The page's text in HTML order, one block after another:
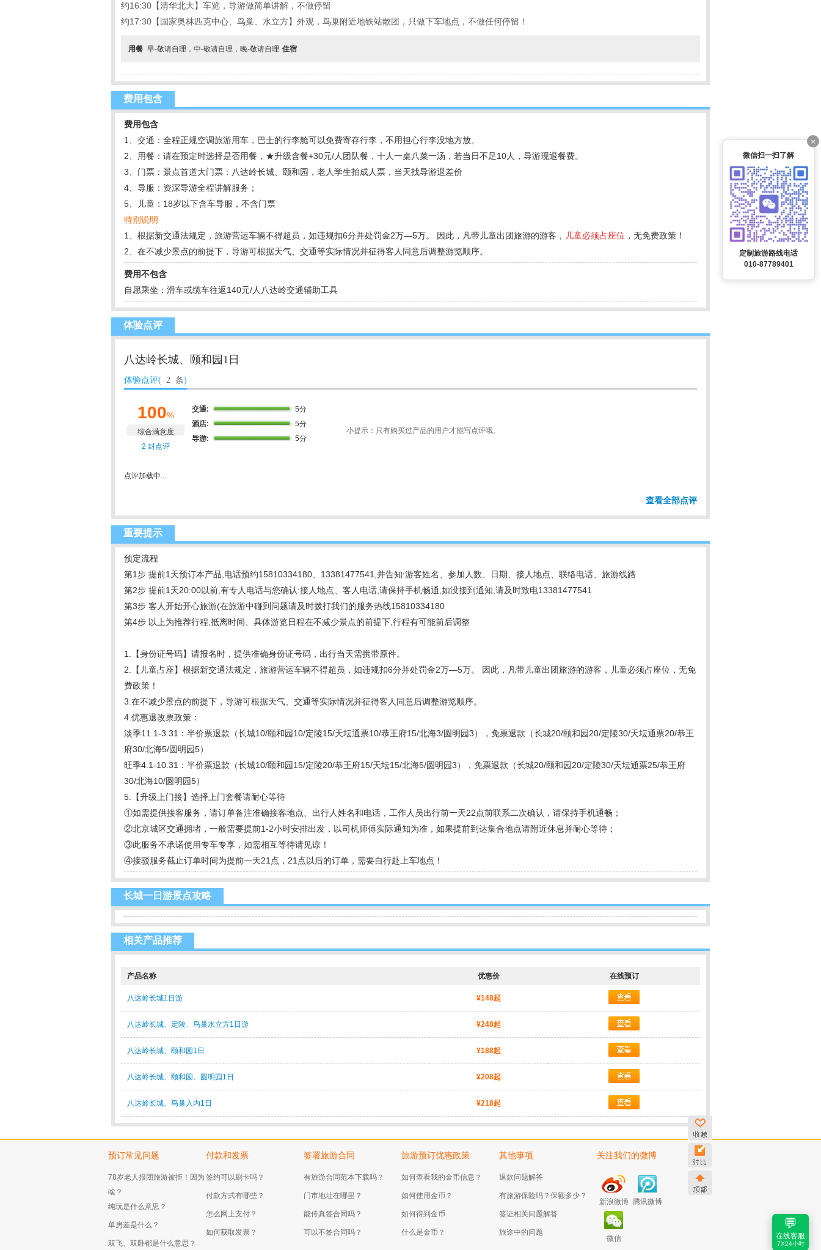
约16:30【清华北大】车览，导游做简单讲解，不做停留
约17:30【国家奥林匹克中心、鸟巢、水立方】外观，鸟巢附近地铁站散团，只做下车地点，不做任何停留！
用餐 早-敬请自理，中-敬请自理，晚-敬请自理 住宿
费用包含
费用包含
1、交通：全程正规空调旅游用车，巴士的行李舱可以免费寄存行李，不用担心行李没地方放。
2、用餐：请在预定时选择是否用餐，★升级含餐+30元/人团队餐，十人一桌八菜一汤，若当日不足10人，导游现退餐费。
3、门票：景点首道大门票：八达岭长城、颐和园，老人学生拍成人票，当天找导游退差价
4、导服：资深导游全程讲解服务；
5、儿童：18岁以下含车导服，不含门票
特别说明
1、根据新交通法规定，旅游营运车辆不得超员，如违规扣6分并处罚金2万―5万。 因此，凡带儿童出团旅游的游客， 儿童必须占座位 ，无免费政策！
2、在不减少景点的前提下，导游可根据天气、交通等实际情况并征得客人同意后调整游览顺序。
费用不包含
自愿乘坐：滑车或缆车往返140元/人八达岭交通辅助工具
体验点评
八达岭长城、颐和园1日
体验点评( 2 条)
100%
综合满意度
2 封点评
交通:
5分
酒店:
5分
导游:
5分
小提示：只有购买过产品的用户才能写点评哦。
点评加载中...
查看全部点评
重要提示
预定流程
第1步 提前1天预订本产品,电话预约15810334180、13381477541,并告知:游客姓名、参加人数、日期、接人地点、联络电话、旅游线路
第2步 提前1天20:00以前,有专人电话与您确认:接人地点、客人电话,请保持手机畅通,如没接到通知,请及时致电13381477541
第3步 客人开始开心旅游(在旅游中碰到问题请及时拨打我们的服务热线15810334180
第4步 以上为推荐行程,抵离时间、具体游览日程在不减少景点的前提下,行程有可能前后调整
1.【身份证号码】请报名时，提供准确身份证号码，出行当天需携带原件。
2.【儿童占座】根据新交通法规定，旅游营运车辆不得超员，如违规扣6分并处罚金2万―5万。 因此，凡带儿童出团旅游的游客，儿童必须占座位，无免
费政策！
3.在不减少景点的前提下，导游可根据天气、交通等实际情况并征得客人同意后调整游览顺序。
4.优惠退改票政策：
淡季11.1-3.31：半价票退款（长城10/颐和园10/定陵15/天坛通票10/恭王府15/北海3/圆明园3），免票退款（长城20/颐和园20/定陵30/天坛通票20/恭王
府30/北海5/圆明园5）
旺季4.1-10.31：半价票退款（长城10/颐和园15/定陵20/恭王府15/天坛15/北海5/圆明园3），免票退款（长城20/颐和园20/定陵30/天坛通票25/恭王府
30/北海10/圆明园5）
5.【升级上门接】选择上门套餐请耐心等待
①如需提供接客服务，请订单备注准确接客地点、出行人姓名和电话，工作人员出行前一天22点前联系二次确认，请保持手机通畅；
②北京城区交通拥堵，一般需要提前1-2小时安排出发，以司机师傅实际通知为准，如果提前到达集合地点请附近休息并耐心等待；
③此服务不承诺使用专车专享，如需相互等待请见谅！
④接驳服务截止订单时间为提前一天21点，21点以后的订单，需要自行赴上车地点！
长城一日游景点攻略
相关产品推荐
产品名称 优惠价 在线预订
八达岭长城1日游 ¥148起
八达岭长城、定陵、鸟巢水立方1日游 ¥248起
八达岭长城、颐和园1日 ¥188起
八达岭长城、颐和园、圆明园1日 ¥208起
八达岭长城、鸟巢入内1日 ¥218起
预订常见问题
78岁老人报团旅游被拒！因为
啥？
纯玩是什么意思？
单房差是什么？
双飞、双卧都是什么意思？
付款和发票
签约可以刷卡吗？
付款方式有哪些？
怎么网上支付？
如何获取发票？
签署旅游合同
有旅游合同范本下载吗？
门市地址在哪里？
能传真签合同吗？
可以不签合同吗？
旅游预订优惠政策
如何查看我的金币信息？
如何使用金币？
如何得到金币
什么是金币？
其他事项
退款问题解答
有旅游保险吗？保额多少？
签证相关问题解答
旅途中的问题
关注我们的微博
新浪微博 腾讯微博
微信
×
微信扫一扫了解
定制旅游路线电话
010-87789401
💬
在线客服
7X24小时